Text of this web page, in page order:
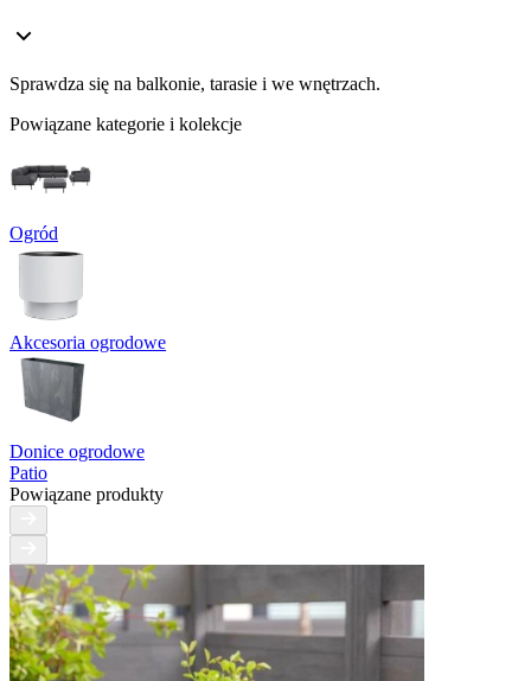
Sprawdza się na balkonie, tarasie i we wnętrzach.
Powiązane kategorie i kolekcje
Ogród
Akcesoria ogrodowe
Donice ogrodowe
Patio
Powiązane produkty